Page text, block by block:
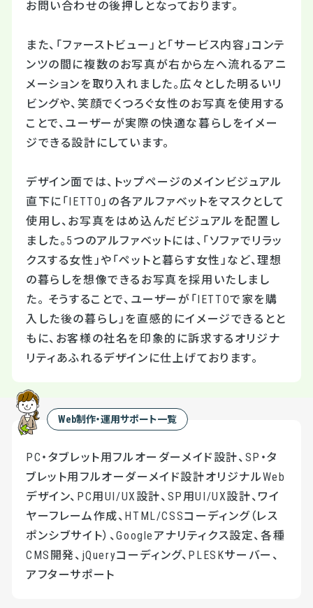
お問い合わせの後押しとなっております。
また、「ファーストビュー」と「サービス内容」コンテ
ンツの間に複数のお写真が右から左へ流れるアニ
メーションを取り入れました。広々とした明るいリ
ビングや、笑顔でくつろぐ女性のお写真を使用する
ことで、ユーザーが実際の快適な暮らしをイメー
ジできる設計にしています。
デザイン面では、トップページのメインビジュアル
直下に「IETTO」の各アルファベットをマスクとして
使用し、お写真をはめ込んだビジュアルを配置し
ました。5つのアルファベットには、「ソファでリラッ
クスする女性」や「ペットと暮らす女性」など、理想
の暮らしを想像できるお写真を採用いたしまし
た。 そうすることで、ユーザーが「IETTOで家を購
入した後の暮らし」を直感的にイメージできるとと
もに、お客様の社名を印象的に訴求するオリジナ
リティあふれるデザインに仕上げております。
Web制作・運用サポート一覧
PC・タブレット用フルオーダーメイド設計、SP・タ
ブレット用フルオーダーメイド設計オリジナルWeb
デザイン、PC用UI/UX設計、SP用UI/UX設計、ワイ
ヤーフレーム作成、HTML/CSSコーディング（レス
ポンシブサイト）、Googleアナリティクス設定、各種
CMS開発、jQueryコーディング、PLESKサーバー、
アフターサポート